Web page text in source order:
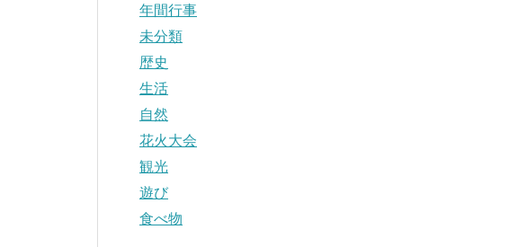
年間行事
未分類
歴史
生活
自然
花火大会
観光
遊び
食べ物